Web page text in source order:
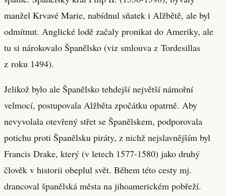
manžel Krvavé Marie, nabídnul sňatek i Alžbětě, ale byl
odmítnut. Anglické lodě začaly pronikat do Ameriky, ale
tu si nárokovalo Španělsko (viz smlouva z Tordesillas
z roku 1494).
Jelikož bylo ale Španělsko tehdejší největší námořní
velmocí, postupovala Alžběta zpočátku opatrně. Aby
nevyvolala otevřený střet se Španělskem, podporovala
potichu proti Španělsku piráty, z nichž nejslavnějším byl
Francis Drake, který (v letech 1577-1580) jako druhý
člověk v historii obeplul svět. Během této cesty mj.
drancoval španělská města na jihoamerickém pobřeží.